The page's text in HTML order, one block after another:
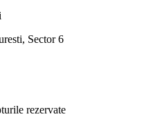
Sector 6
rezervate